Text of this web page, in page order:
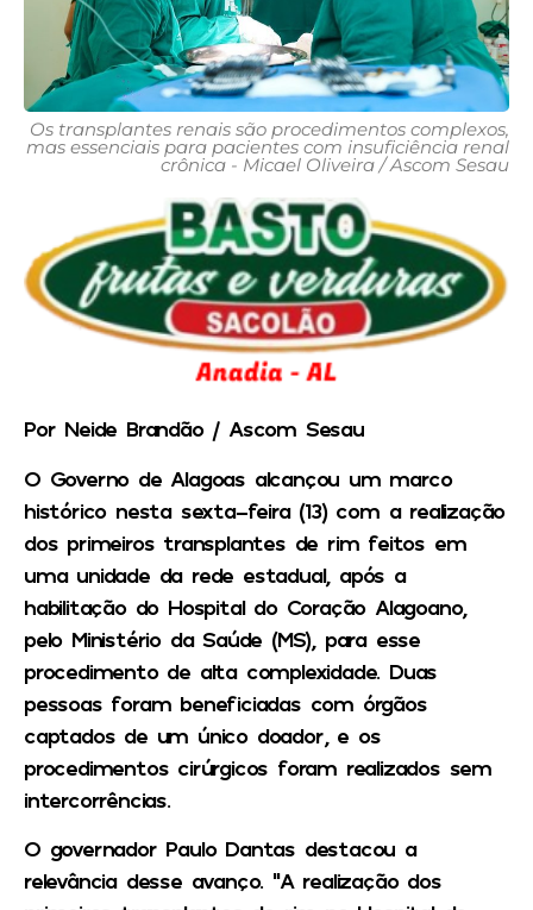
Os transplantes renais são procedimentos complexos,
mas essenciais para pacientes com insuficiência renal
crônica - Micael Oliveira / Ascom Sesau
Por Neide Brandão / Ascom Sesau
O Governo de Alagoas alcançou um marco
histórico nesta sexta-feira (13) com a realização
dos primeiros transplantes de rim feitos em
uma unidade da rede estadual, após a
habilitação do Hospital do Coração Alagoano,
pelo Ministério da Saúde (MS), para esse
procedimento de alta complexidade. Duas
pessoas foram beneficiadas com órgãos
captados de um único doador, e os
procedimentos cirúrgicos foram realizados sem
intercorrências.
O governador Paulo Dantas destacou a
relevância desse avanço. “A realização dos